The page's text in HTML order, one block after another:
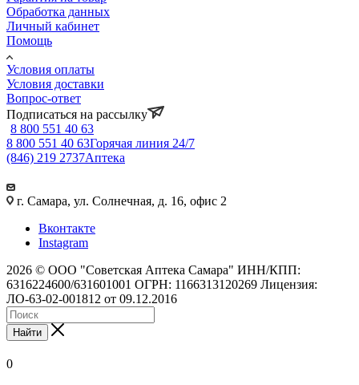
Обработка данных
Личный кабинет
Помощь
Условия оплаты
Условия доставки
Вопрос-ответ
Подписаться на рассылку
8 800 551 40 63
8 800 551 40 63Горячая линия 24/7
(846) 219 2737Аптека
г. Самара, ул. Солнечная, д. 16, офис 2
Вконтакте
Instagram
2026 © ООО "Советская Аптека Самара" ИНН/КПП:
6316224600/631601001 ОГРН: 1166313120269 Лицензия:
ЛО-63-02-001812 от 09.12.2016
Найти
0